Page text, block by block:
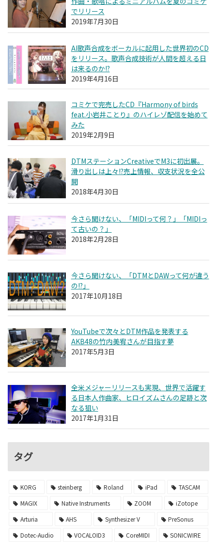
でリリース
2019年7月30日
AI歌声合成をボーカルに起用した世界初のCD
をリリース。歌声合成技術が人間を超える日
は来るのか!?
2019年4月16日
コミケで完売したCD『Harmony of birds
feat.小岩井ことり』のハイレゾ配信を始めて
みた
2019年2月9日
DTMステーションCreativeでM3に初出展。
滑り出しは上々!?売上情報、収支状況を全公
開
2018年4月30日
今さら聞けない、「MIDIって何？」「MIDIっ
て古いの？」
2018年2月28日
今さら聞けない、「DTMとDAWって何が違う
の!?」
2017年10月18日
YouTubeで次々とDTM作品を発表する
AKB48の竹内美宥さんが目指す夢
2017年5月3日
全米メジャーリリースも実現、世界で活躍す
る日本人作曲家、ヒロイズムさんの足跡と次
なる狙い
2017年1月31日
タグ
KORG steinberg Roland iPad
TASCAM
MAGIX
Native Instruments ZOOM
iZotope
Arturia
AHS Synthesizer V
PreSonus
Dotec-Audio
VOCALOID3 CoreMIDI
SONICWIRE